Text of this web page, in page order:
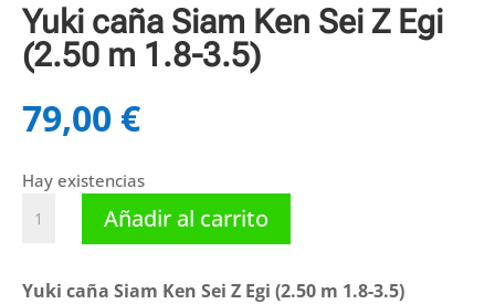
Yuki caña Siam Ken Sei Z Egi
(2.50 m 1.8-3.5)
79,00 €
Hay existencias
caña
Ken
Añadir al carrito
Yuki caña Siam Ken Sei Z Egi (2.50 m 1.8-3.5)